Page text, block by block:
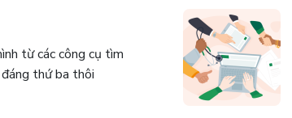
từ các công cụ tìm
thứ ba thôi